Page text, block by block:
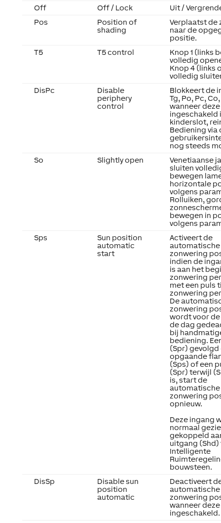
Off
Off / Lock
Uit /
Pos
Position of
shading
Verplaatst de
naar de
positie.
T5
T5 control
Knop 1 (links
volledig
Knop 4 (links
volledig
DisPc
Disable
periphery
control
Blokkeert de
Tg, Po, Pc,
wanneer
ingeschakeld
kinderslot,
Bediening via
nog steeds
So
Slightly open
Venetiaanse
sluiten
bewegen
horizontale
volgens
Rolluiken,
bewegen in
volgens
Sps
Sun position
automatic
start
Activeert de
automatische
zonwering
indien de
is aan het
zonwering
met een puls
zonwering
De
zonwering
wordt voor de
de dag
bij
bediening.
(Spr) gevolgd
opgaande
(Sps) of een
(Spr) terwijl
is, start de
automatische
zonwering
opnieuw.
Deze ingang
normaal
gekoppeld
uitgang (Shd)
Intelligente
bouwsteen.
DisSp
Disable sun
position
automatic
Deactiveert
automatische
zonwering
wanneer
ingeschakeld.